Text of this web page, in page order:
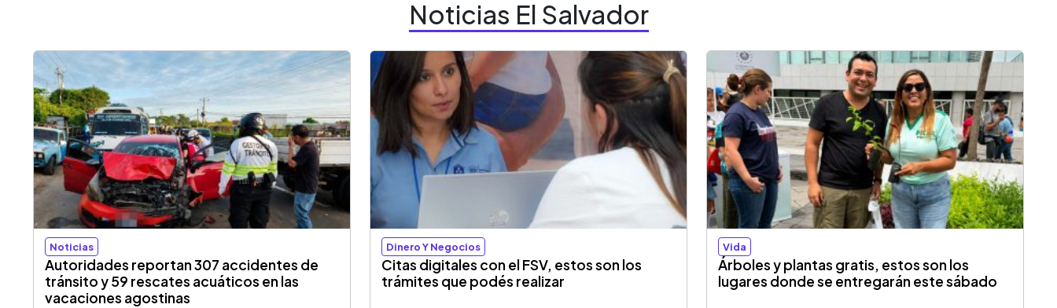
Noticias El Salvador
Noticias
Autoridades reportan 307 accidentes de
tránsito y 59 rescates acuáticos en las
vacaciones agostinas
Dinero Y Negocios
Citas digitales con el FSV, estos son los
trámites que podés realizar
Vida
Árboles y plantas gratis, estos son los
lugares donde se entregarán este sábado